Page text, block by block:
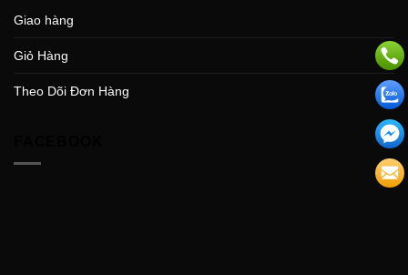
Giao hàng
Giỏ Hàng
Theo Dõi Đơn Hàng